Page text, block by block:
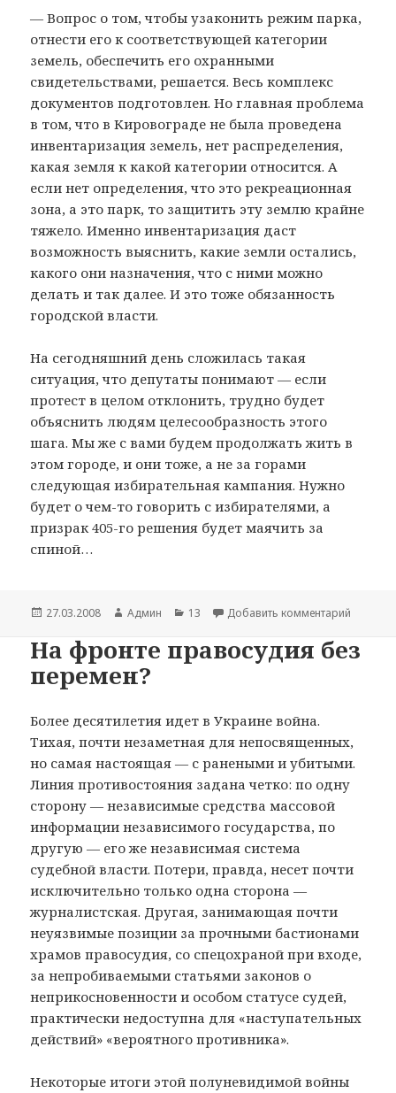
— Вопрос о том, чтобы узаконить режим парка,
отнести его к соответствующей категории
земель, обеспечить его охранными
свидетельствами, решается. Весь комплекс
документов подготовлен. Но главная проблема
в том, что в Кировограде не была проведена
инвентаризация земель, нет распределения,
какая земля к какой категории относится. А
если нет определения, что это рекреационная
зона, а это парк, то защитить эту землю крайне
тяжело. Именно инвентаризация даст
возможность выяснить, какие земли остались,
какого они назначения, что с ними можно
делать и так далее. И это тоже обязанность
городской власти.
На сегодняшний день сложилась такая
ситуация, что депутаты понимают — если
протест в целом отклонить, трудно будет
объяснить людям целесообразность этого
шага. Мы же с вами будем продолжать жить в
этом городе, и они тоже, а не за горами
следующая избирательная кампания. Нужно
будет о чем-то говорить с избирателями, а
призрак 405-го решения будет маячить за
спиной…
Опубликовано
27.03.2008 Автор
Админ Рубрики
13 Добавить комментарий
На фронте правосудия без
перемен?
Более десятилетия идет в Украине война.
Тихая, почти незаметная для непосвященных,
но самая настоящая — с ранеными и убитыми.
Линия противостояния задана четко: по одну
сторону — независимые средства массовой
информации независимого государства, по
другую — его же независимая система
судебной власти. Потери, правда, несет почти
исключительно только одна сторона —
журналистская. Другая, занимающая почти
неуязвимые позиции за прочными бастионами
храмов правосудия, со спецохраной при входе,
за непробиваемыми статьями законов о
неприкосновенности и особом статусе судей,
практически недоступна для «наступательных
действий» «вероятного противника».
Некоторые итоги этой полуневидимой войны